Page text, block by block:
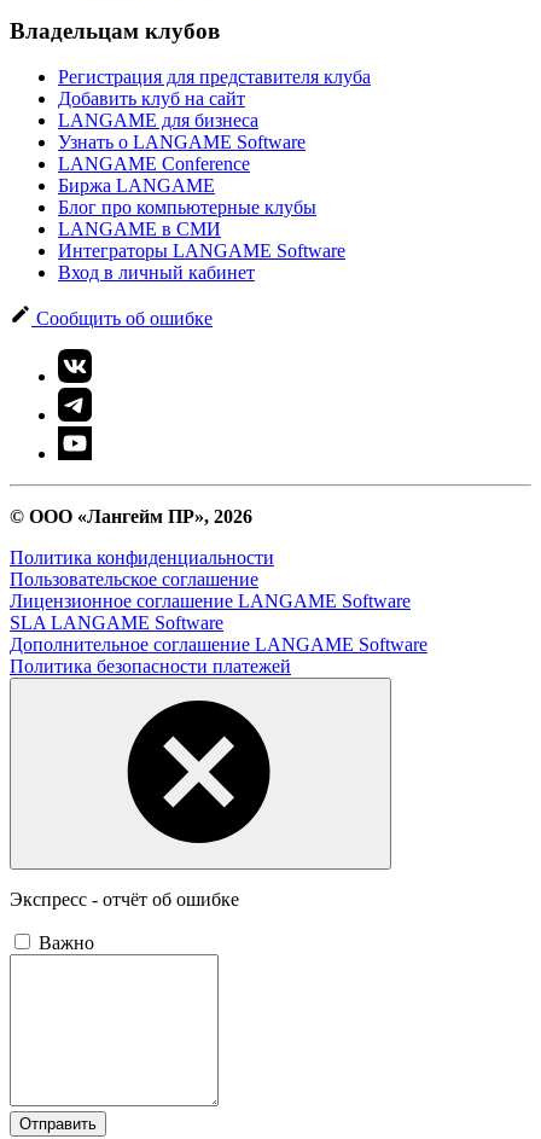
Владельцам клубов
Регистрация для представителя клуба
Добавить клуб на сайт
LANGAME для бизнеса
Узнать о LANGAME Software
LANGAME Conference
Биржа LANGAME
Блог про компьютерные клубы
LANGAME в СМИ
Интеграторы LANGAME Software
Вход в личный кабинет
Сообщить об ошибке
© ООО «Лангейм ПР», 2026
Политика конфиденциальности
Пользовательское соглашение
Лицензионное соглашение LANGAME Software
SLA LANGAME Software
Дополнительное соглашение LANGAME Software
Политика безопасности платежей
Экспресс - отчёт об ошибке
Важно
Отправить